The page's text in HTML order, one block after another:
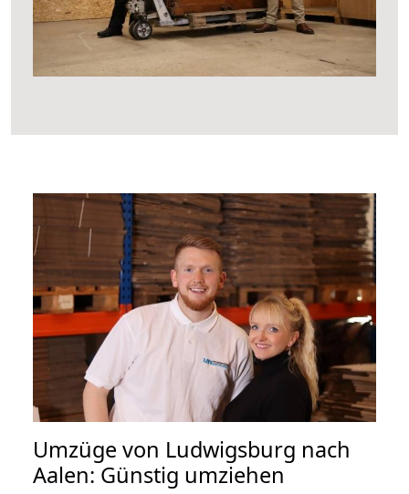
Umzüge von Ludwigsburg nach
Aalen: Günstig umziehen